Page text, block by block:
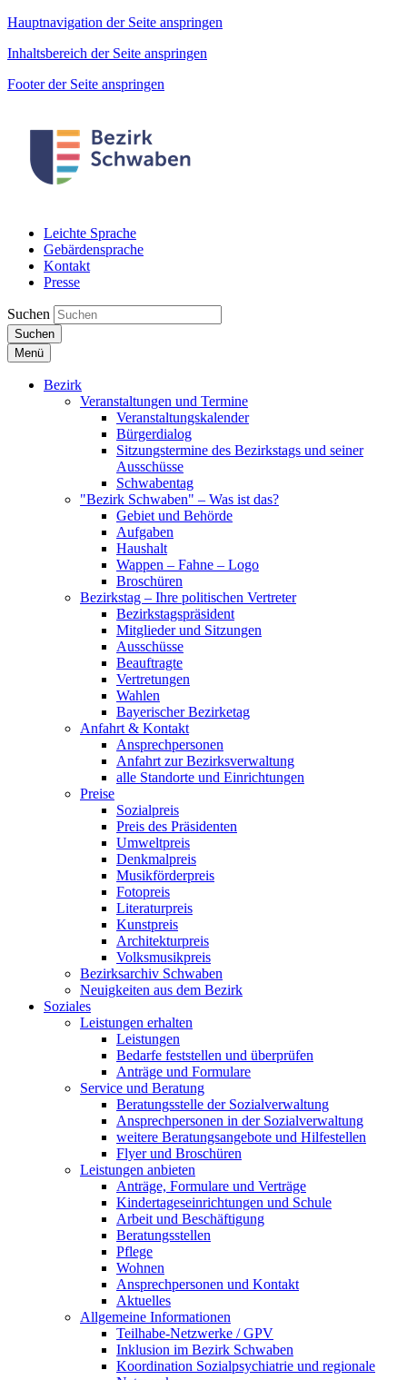
Hauptnavigation der Seite anspringen
Inhaltsbereich der Seite anspringen
Footer der Seite anspringen
Leichte Sprache
Gebärdensprache
Kontakt
Presse
Suchen
Suchen
Menü
Bezirk
Veranstaltungen und Termine
Veranstaltungskalender
Bürgerdialog
Sitzungstermine des Bezirkstags und seiner
Ausschüsse
Schwabentag
"Bezirk Schwaben" – Was ist das?
Gebiet und Behörde
Aufgaben
Haushalt
Wappen – Fahne – Logo
Broschüren
Bezirkstag – Ihre politischen Vertreter
Bezirkstagspräsident
Mitglieder und Sitzungen
Ausschüsse
Beauftragte
Vertretungen
Wahlen
Bayerischer Bezirketag
Anfahrt & Kontakt
Ansprechpersonen
Anfahrt zur Bezirksverwaltung
alle Standorte und Einrichtungen
Preise
Sozialpreis
Preis des Präsidenten
Umweltpreis
Denkmalpreis
Musikförderpreis
Fotopreis
Literaturpreis
Kunstpreis
Architekturpreis
Volksmusikpreis
Bezirksarchiv Schwaben
Neuigkeiten aus dem Bezirk
Soziales
Leistungen erhalten
Leistungen
Bedarfe feststellen und überprüfen
Anträge und Formulare
Service und Beratung
Beratungsstelle der Sozialverwaltung
Ansprechpersonen in der Sozialverwaltung
weitere Beratungsangebote und Hilfestellen
Flyer und Broschüren
Leistungen anbieten
Anträge, Formulare und Verträge
Kindertageseinrichtungen und Schule
Arbeit und Beschäftigung
Beratungsstellen
Pflege
Wohnen
Ansprechpersonen und Kontakt
Aktuelles
Allgemeine Informationen
Teilhabe-Netzwerke / GPV
Inklusion im Bezirk Schwaben
Koordination Sozialpsychiatrie und regionale